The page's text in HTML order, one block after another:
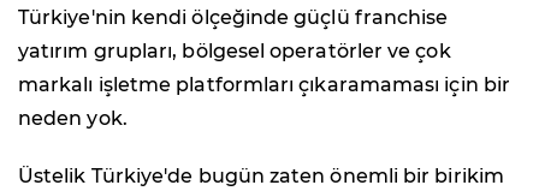
Türkiye'nin kendi ölçeğinde güçlü franchise
yatırım grupları, bölgesel operatörler ve çok
markalı işletme platformları çıkaramaması için bir
neden yok.
Üstelik Türkiye'de bugün zaten önemli bir birikim